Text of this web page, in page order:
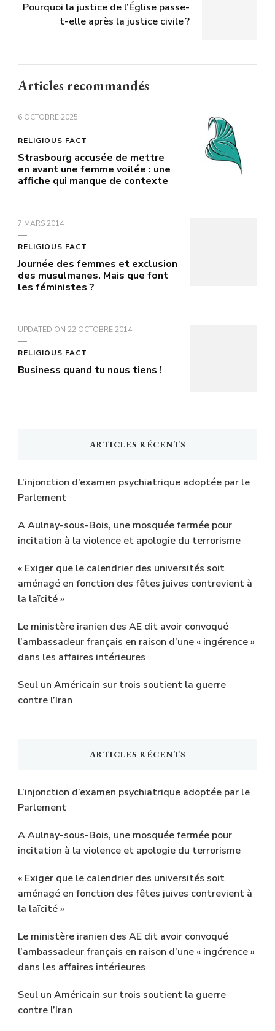
Pourquoi la justice de l’Église passe-
t-elle après la justice civile ?
Articles recommandés
6 OCTOBRE 2025
RELIGIOUS FACT
Strasbourg accusée de mettre
en avant une femme voilée : une
affiche qui manque de contexte
7 MARS 2014
RELIGIOUS FACT
Journée des femmes et exclusion
des musulmanes. Mais que font
les féministes ?
UPDATED ON 22 OCTOBRE 2014
RELIGIOUS FACT
Business quand tu nous tiens !
ARTICLES RÉCENTS
L’injonction d’examen psychiatrique adoptée par le
Parlement
A Aulnay-sous-Bois, une mosquée fermée pour
incitation à la violence et apologie du terrorisme
« Exiger que le calendrier des universités soit
aménagé en fonction des fêtes juives contrevient à
la laïcité »
Le ministère iranien des AE dit avoir convoqué
l’ambassadeur français en raison d’une « ingérence »
dans les affaires intérieures
Seul un Américain sur trois soutient la guerre
contre l’Iran
ARTICLES RÉCENTS
L’injonction d’examen psychiatrique adoptée par le
Parlement
A Aulnay-sous-Bois, une mosquée fermée pour
incitation à la violence et apologie du terrorisme
« Exiger que le calendrier des universités soit
aménagé en fonction des fêtes juives contrevient à
la laïcité »
Le ministère iranien des AE dit avoir convoqué
l’ambassadeur français en raison d’une « ingérence »
dans les affaires intérieures
Seul un Américain sur trois soutient la guerre
contre l’Iran